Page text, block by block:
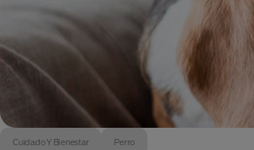
Cuidado Y Bienestar Perro